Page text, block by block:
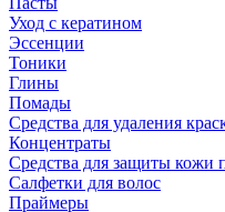
Уход с кератином
Эссенции
Тоники
Глины
Помады
Средства для удаления
Концентраты
Средства для защиты кожи
Салфетки для волос
Праймеры